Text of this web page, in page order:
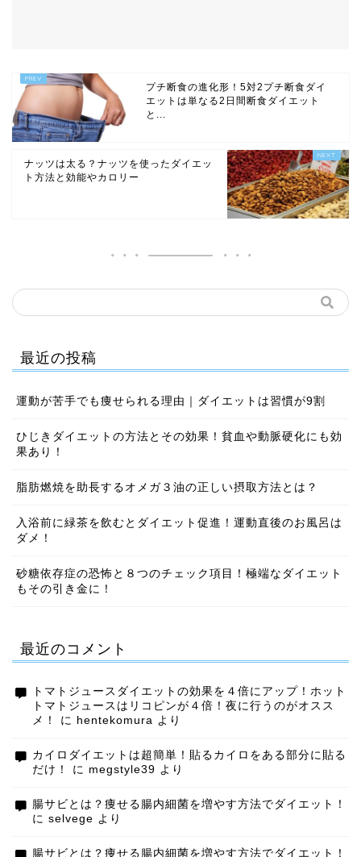
プチ断食の進化形！5対2プチ断食ダイ
エットは単なる2日間断食ダイエット
と...
ナッツは太る？ナッツを使ったダイエッ
ト方法と効能やカロリー
最近の投稿
運動が苦手でも痩せられる理由｜ダイエットは習慣が9割
ひじきダイエットの方法とその効果！貧血や動脈硬化にも効
果あり！
脂肪燃焼を助長するオメガ３油の正しい摂取方法とは？
入浴前に緑茶を飲むとダイエット促進！運動直後のお風呂は
ダメ！
砂糖依存症の恐怖と８つのチェック項目！極端なダイエット
もその引き金に！
最近のコメント
トマトジュースダイエットの効果を４倍にアップ！ホット
トマトジュースはリコピンが４倍！夜に行うのがオスス
メ！
に hentekomura より
カイロダイエットは超簡単！貼るカイロをある部分に貼る
だけ！
に megstyle39 より
腸サビとは？痩せる腸内細菌を増やす方法でダイエット！
に selvege より
腸サビとは？痩せる腸内細菌を増やす方法でダイエット！